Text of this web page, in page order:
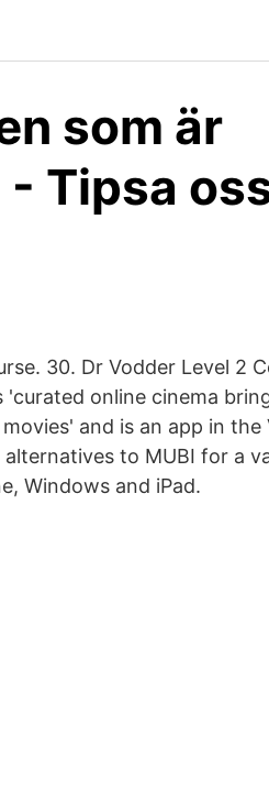
som är
Tipsa
30. Dr Vodder Level 2
'curated online cinema
and is an app in the
to MUBI for a
Windows and iPad.